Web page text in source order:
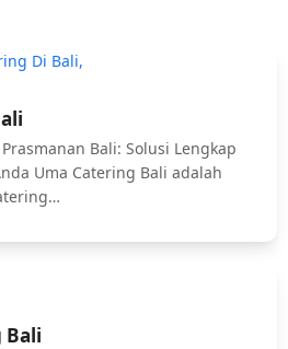
Bali: Solusi Lengkap
Uma Catering Bali adalah
Bali